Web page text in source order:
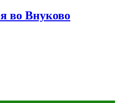
во Внуково